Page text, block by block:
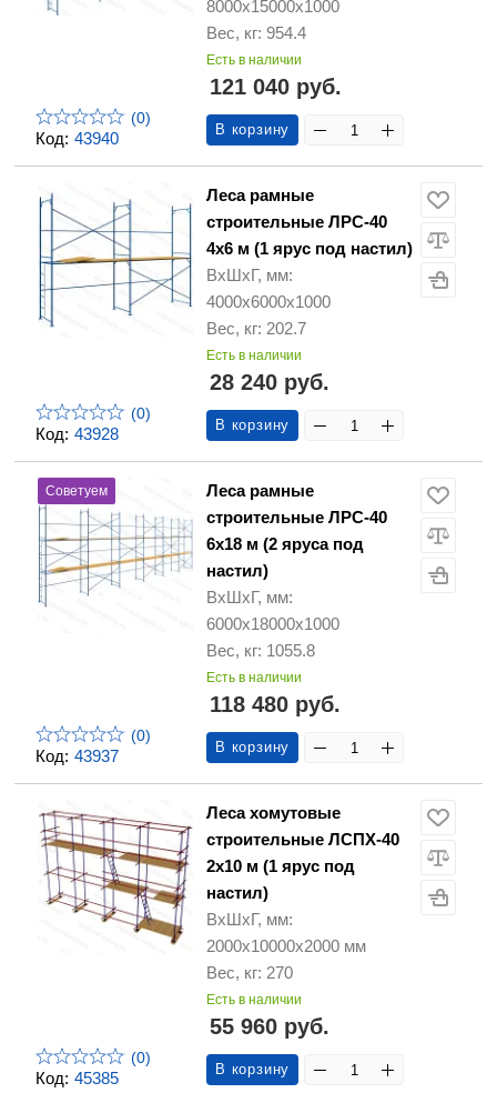
Код: 43940
(0)
8000х15000х1000
Вес, кг: 954.4
Есть в наличии
121 040 руб.
В корзину
Код: 43928
(0)
Леса рамные
строительные ЛРС-40
4х6 м (1 ярус под настил)
ВхШхГ, мм:
4000х6000х1000
Вес, кг: 202.7
Есть в наличии
28 240 руб.
В корзину
Код: 43937
Советуем
(0)
Леса рамные
строительные ЛРС-40
6х18 м (2 яруса под
настил)
ВхШхГ, мм:
6000х18000х1000
Вес, кг: 1055.8
Есть в наличии
118 480 руб.
В корзину
Код: 45385
(0)
Леса хомутовые
строительные ЛСПХ-40
2х10 м (1 ярус под
настил)
ВхШхГ, мм:
2000х10000х2000 мм
Вес, кг: 270
Есть в наличии
55 960 руб.
В корзину